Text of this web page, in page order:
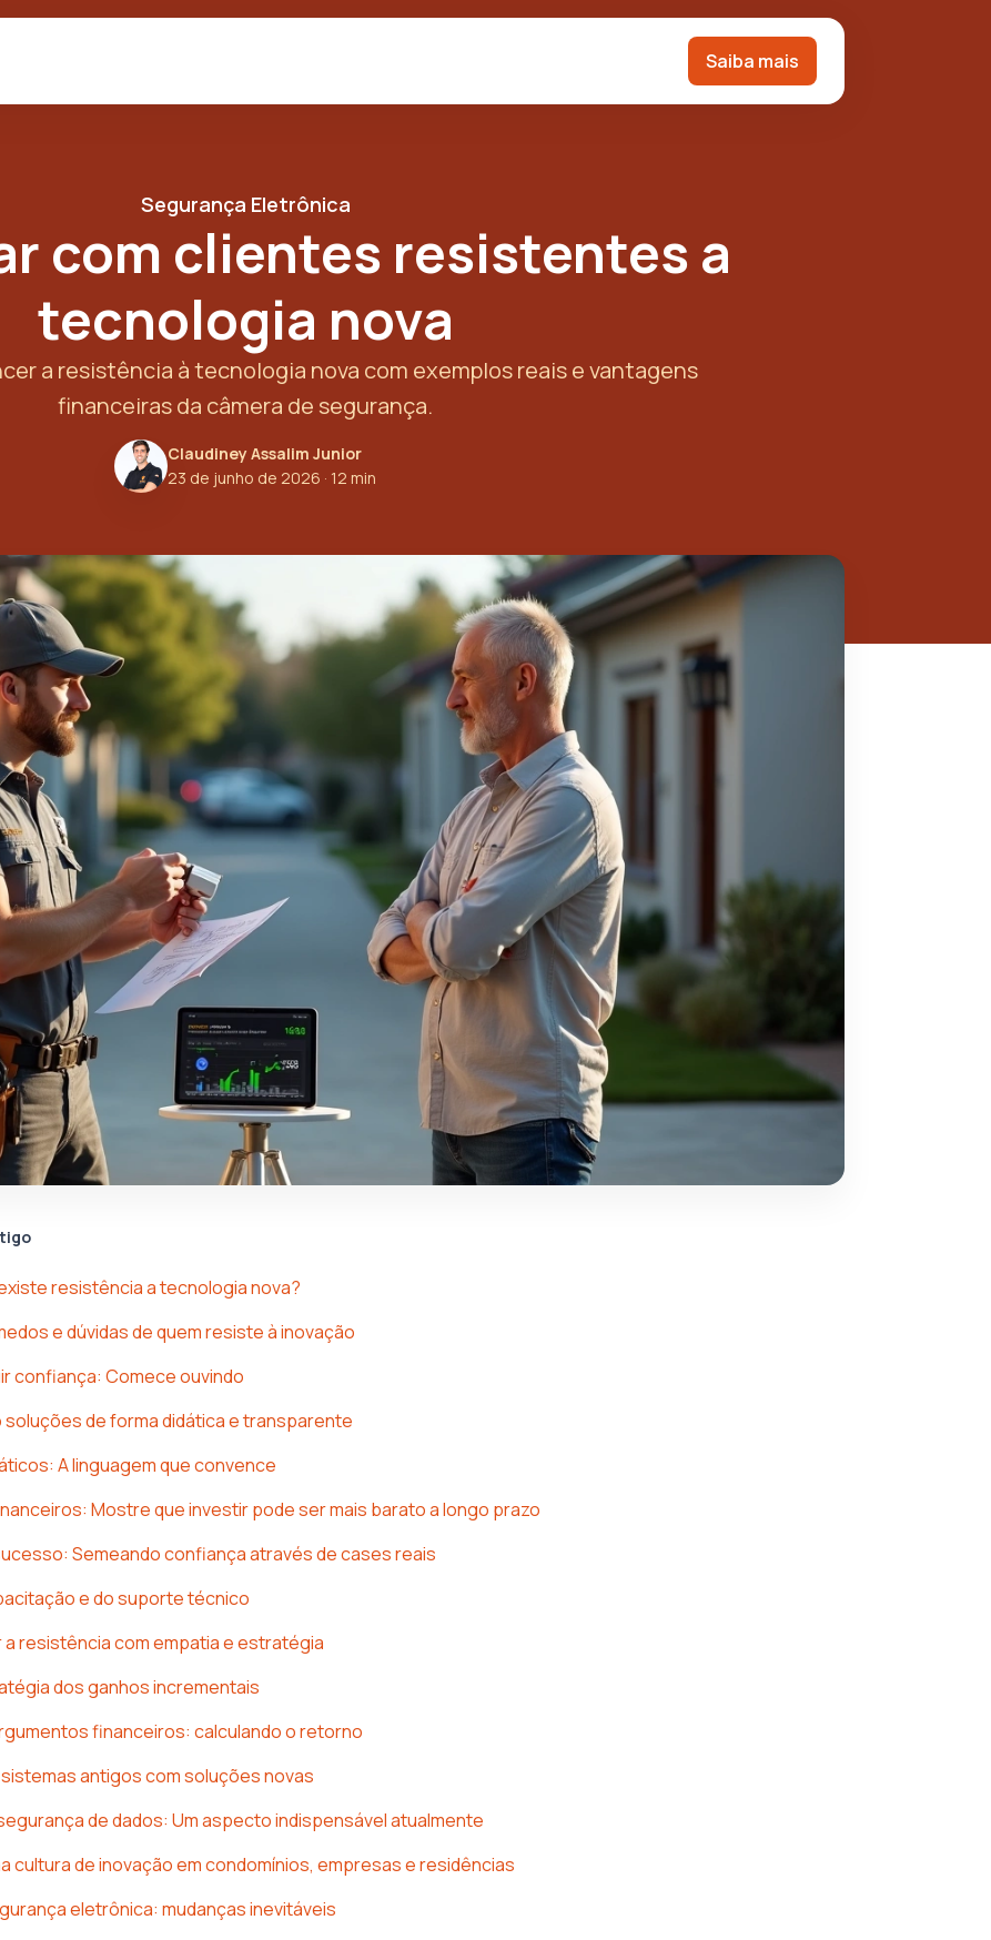
Saiba mais
Segurança Eletrônica
com clientes resistentes a
tecnologia nova
a resistência à tecnologia nova com exemplos reais e vantagens
financeiras da câmera de segurança.
Claudiney Assalim Junior
23 de junho de 2026 · 12 min
resistência a tecnologia nova?
e dúvidas de quem resiste à inovação
confiança: Comece ouvindo
de forma didática e transparente
A linguagem que convence
Mostre que investir pode ser mais barato a longo prazo
Semeando confiança através de cases reais
e do suporte técnico
resistência com empatia e estratégia
dos ganhos incrementais
financeiros: calculando o retorno
antigos com soluções novas
de dados: Um aspecto indispensável atualmente
cultura de inovação em condomínios, empresas e residências
eletrônica: mudanças inevitáveis